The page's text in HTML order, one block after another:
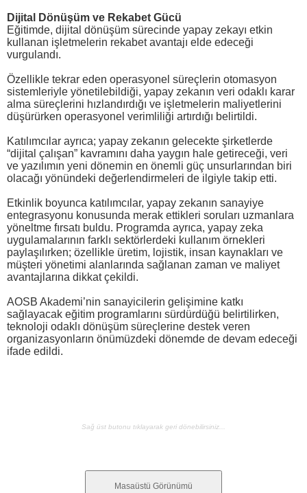
Dijital Dönüşüm ve Rekabet Gücü
Eğitimde, dijital dönüşüm sürecinde yapay zekayı etkin
kullanan işletmelerin rekabet avantajı elde edeceği
vurgulandı.
Özellikle tekrar eden operasyonel süreçlerin otomasyon
sistemleriyle yönetilebildiği, yapay zekanın veri odaklı karar
alma süreçlerini hızlandırdığı ve işletmelerin maliyetlerini
düşürürken operasyonel verimliliği artırdığı belirtildi.
Katılımcılar ayrıca; yapay zekanın gelecekte şirketlerde
“dijital çalışan” kavramını daha yaygın hale getireceği, veri
ve yazılımın yeni dönemin en önemli güç unsurlarından biri
olacağı yönündeki değerlendirmeleri de ilgiyle takip etti.
Etkinlik boyunca katılımcılar, yapay zekanın sanayiye
entegrasyonu konusunda merak ettikleri soruları uzmanlara
yöneltme fırsatı buldu. Programda ayrıca, yapay zeka
uygulamalarının farklı sektörlerdeki kullanım örnekleri
paylaşılırken; özellikle üretim, lojistik, insan kaynakları ve
müşteri yönetimi alanlarında sağlanan zaman ve maliyet
avantajlarına dikkat çekildi.
AOSB Akademi’nin sanayicilerin gelişimine katkı
sağlayacak eğitim programlarını sürdürdüğü belirtilirken,
teknoloji odaklı dönüşüm süreçlerine destek veren
organizasyonların önümüzdeki dönemde de devam edeceği
ifade edildi.
Sağ üst butonu tıklayarak geri dönebilirsiniz...